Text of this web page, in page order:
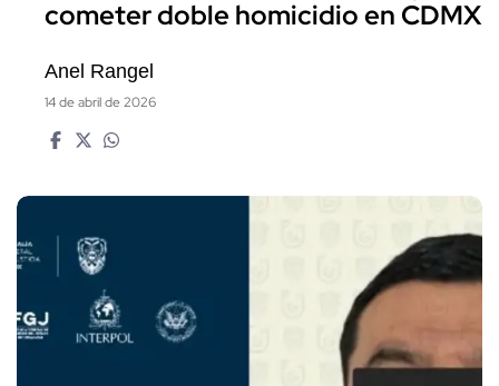
cometer doble homicidio en CDMX
Anel Rangel
14 de abril de 2026